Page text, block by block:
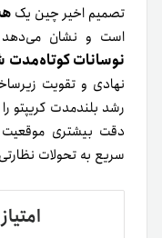
تصمیم اخیر چین یک
است و نشان می‌دهد
نوسانات کوتاه‌مدت
نهادی و تقویت
رشد بلندمدت کریپتو
دقت بیشتری موقعیت
سریع به تحولات